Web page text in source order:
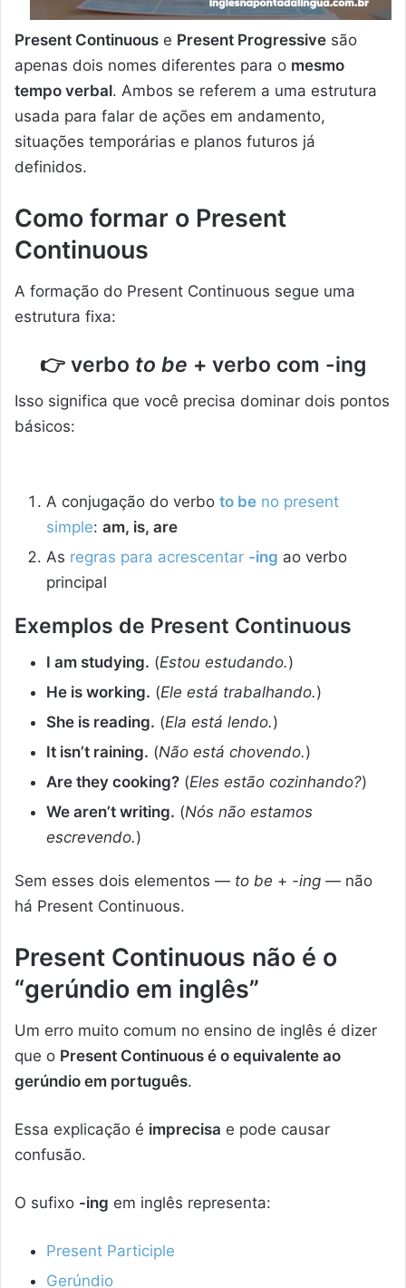
Present Continuous e Present Progressive são
apenas dois nomes diferentes para o mesmo
tempo verbal. Ambos se referem a uma estrutura
usada para falar de ações em andamento,
situações temporárias e planos futuros já
definidos.
Como formar o Present
Continuous
A formação do Present Continuous segue uma
estrutura fixa:
👉 verbo to be + verbo com -ing
Isso significa que você precisa dominar dois pontos
básicos:
A conjugação do verbo to be no present
simple: am, is, are
As regras para acrescentar -ing ao verbo
principal
Exemplos de Present Continuous
I am studying. (Estou estudando.)
He is working. (Ele está trabalhando.)
She is reading. (Ela está lendo.)
It isn’t raining. (Não está chovendo.)
Are they cooking? (Eles estão cozinhando?)
We aren’t writing. (Nós não estamos
escrevendo.)
Sem esses dois elementos — to be + -ing — não
há Present Continuous.
Present Continuous não é o
“gerúndio em inglês”
Um erro muito comum no ensino de inglês é dizer
que o Present Continuous é o equivalente ao
gerúndio em português.
Essa explicação é imprecisa e pode causar
confusão.
O sufixo -ing em inglês representa:
Present Participle
Gerúndio